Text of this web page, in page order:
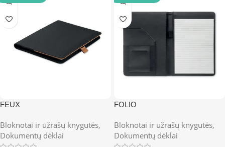
FEUX
Bloknotai ir užrašų knygutės,
Dokumentų dėklai
FOLIO
Bloknotai ir užrašų knygutės,
Dokumentų dėklai